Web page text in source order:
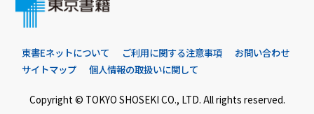
東書Eネットについて ご利用に関する注意事項
お問い合わせ
サイトマップ
個人情報の取扱いに関して
Copyright © TOKYO SHOSEKI CO., LTD. All rights reserved.